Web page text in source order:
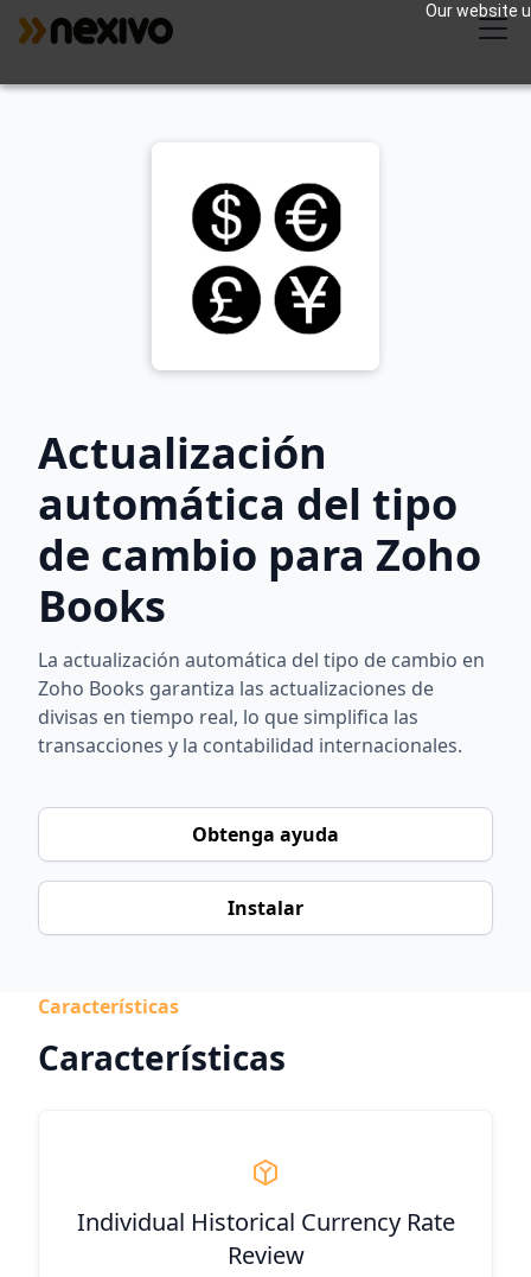
Our website
Actualización
automática del tipo
de cambio para Zoho
Books
La actualización automática del tipo de cambio en
Zoho Books garantiza las actualizaciones de
divisas en tiempo real, lo que simplifica las
transacciones y la contabilidad internacionales.
Obtenga ayuda
Instalar
Características
Características
Individual Historical Currency Rate
Review